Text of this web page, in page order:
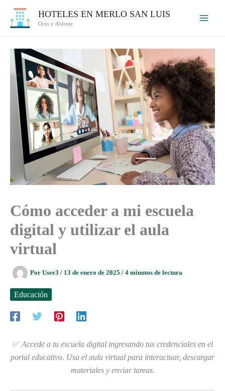
HOTELES EN MERLO SAN LUIS
Ocio y disfrute
Cómo acceder a mi escuela
digital y utilizar el aula
virtual
Por User3 / 13 de enero de 2025 / 4 minutos de lectura
Educación
✅ Accede a tu escuela digital ingresando tus credenciales en el
portal educativo. Usa el aula virtual para interactuar, descargar
materiales y enviar tareas.